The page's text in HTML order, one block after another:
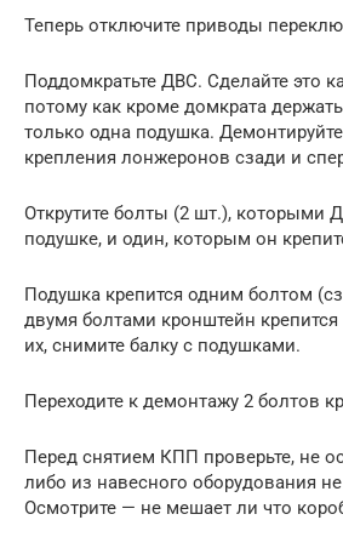
Теперь отключите приводы
Поддомкратьте ДВС. Сделайте это
потому как кроме домкрата
только одна подушка.
крепления лонжеронов сзади и
Открутите болты (2 шт.), которыми
подушке, и один, которым он
Подушка крепится одним болтом
двумя болтами кронштейн
их, снимите балку с подушками.
Переходите к демонтажу 2 болтов
Перед снятием КПП проверьте, не
либо из навесного оборудования
Осмотрите — не мешает ли что